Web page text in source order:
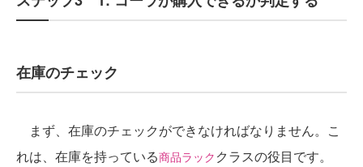
在庫のチェック
まず、在庫のチェックができなければなりません。こ
れは、在庫を持っている商品ラック クラスの役目です。